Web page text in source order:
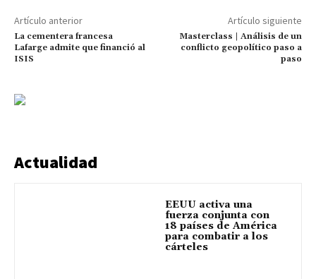
Artículo anterior
La cementera francesa
Lafarge admite que financió al
ISIS
Artículo siguiente
Masterclass | Análisis de un
conflicto geopolítico paso a
paso
Actualidad
EEUU activa una
fuerza conjunta con
18 países de América
para combatir a los
cárteles